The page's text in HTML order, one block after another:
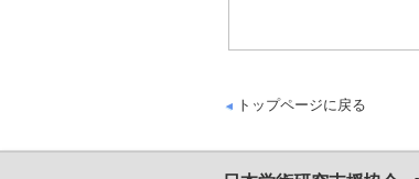
トップページに戻る